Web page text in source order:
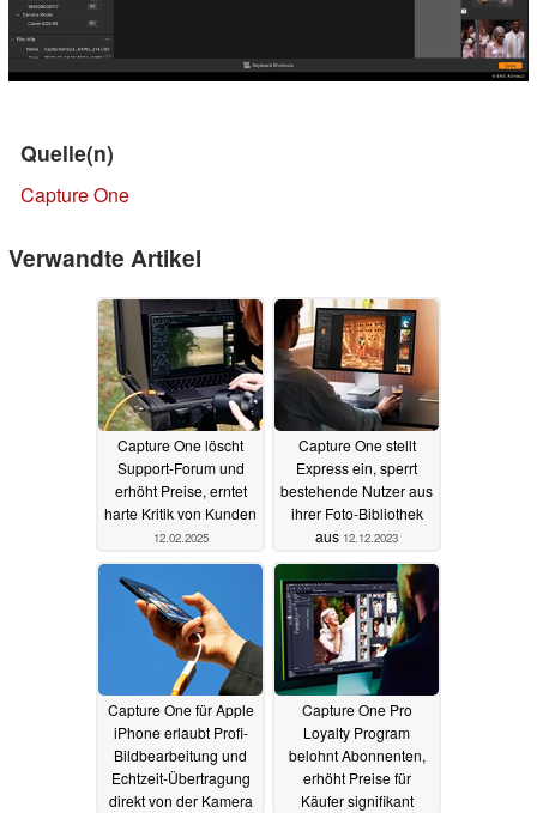
Quelle(n)
Capture One
Verwandte Artikel
Capture One löscht
Support-Forum und
erhöht Preise, erntet
harte Kritik von Kunden
12.02.2025
Capture One stellt
Express ein, sperrt
bestehende Nutzer aus
ihrer Foto-Bibliothek
aus 12.12.2023
Capture One für Apple
iPhone erlaubt Profi-
Bildbearbeitung und
Echtzeit-Übertragung
direkt von der Kamera
Capture One Pro
Loyalty Program
belohnt Abonnenten,
erhöht Preise für
Käufer signifikant